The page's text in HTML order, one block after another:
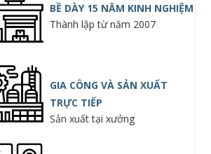
BỀ DÀY 15 NĂM KINH NGHIỆM
Thành lập từ năm 2007
GIA CÔNG VÀ SẢN XUẤT
TRỰC TIẾP
Sản xuất tại xưởng